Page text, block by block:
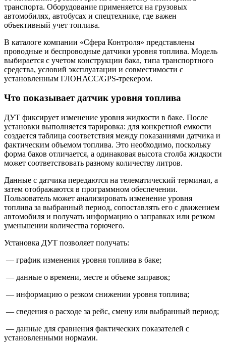
транспорта. Оборудование применяется на грузовых
автомобилях, автобусах и спецтехнике, где важен
объективный учет топлива.
В каталоге компании «Сфера Контроля» представлены
проводные и беспроводные датчики уровня топлива. Модель
выбирается с учетом конструкции бака, типа транспортного
средства, условий эксплуатации и совместимости с
установленным ГЛОНАСС/GPS-трекером.
Что показывает датчик уровня топлива
ДУТ фиксирует изменение уровня жидкости в баке. После
установки выполняется тарировка: для конкретной емкости
создается таблица соответствия между показаниями датчика и
фактическим объемом топлива. Это необходимо, поскольку
форма баков отличается, а одинаковая высота столба жидкости
может соответствовать разному количеству литров.
Данные с датчика передаются на телематический терминал, а
затем отображаются в программном обеспечении.
Пользователь может анализировать изменение уровня
топлива за выбранный период, сопоставлять его с движением
автомобиля и получать информацию о заправках или резком
уменьшении количества горючего.
Установка ДУТ позволяет получать:
— график изменения уровня топлива в баке;
— данные о времени, месте и объеме заправок;
— информацию о резком снижении уровня топлива;
— сведения о расходе за рейс, смену или выбранный период;
— данные для сравнения фактических показателей с
установленными нормами.